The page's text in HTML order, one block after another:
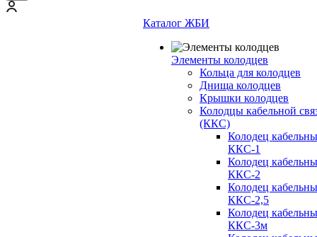
Каталог ЖБИ
Элементы колодцев
Кольца для колодцев
Днища колодцев
Крышки колодцев
Колодцы кабельной
(ККС)
Колодец
ККС-1
Колодец
ККС-2
Колодец
ККС-2,5
Колодец
ККС-3м